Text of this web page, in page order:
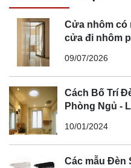
Cửa nhôm có
cửa đi nhôm
09/07/2026
Cách Bố Trí
Phòng Ngủ -
10/01/2024
Các mẫu Đèn